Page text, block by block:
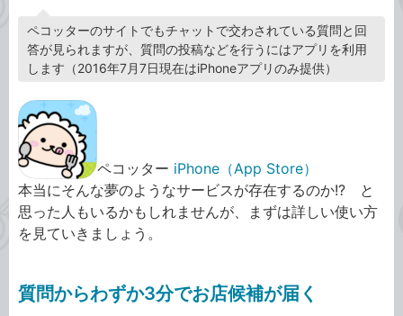
ペコッターのサイトでもチャットで交わされている質問と回
答が見られますが、質問の投稿などを行うにはアプリを利用
します（2016年7月7日現在はiPhoneアプリのみ提供）
ペコッター iPhone（App Store）
本当にそんな夢のようなサービスが存在するのか!? と
思った人もいるかもしれませんが、まずは詳しい使い方
を見ていきましょう。
質問からわずか3分でお店候補が届く